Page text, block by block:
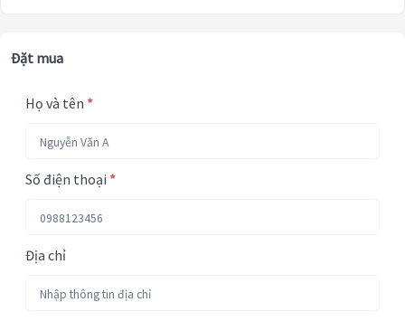
Đặt mua
Họ và tên *
Số điện thoại *
Địa chỉ